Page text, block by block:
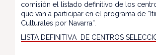
comisión el listado definitivo de los
que van a participar en el programa de
Culturales por Navarra”.
LISTA DEFINITIVA DE CENTROS